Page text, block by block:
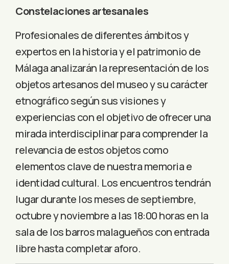
Constelaciones artesanales
Profesionales de diferentes ámbitos y
expertos en la historia y el patrimonio de
Málaga analizarán la representación de los
objetos artesanos del museo y su carácter
etnográfico según sus visiones y
experiencias con el objetivo de ofrecer una
mirada interdisciplinar para comprender la
relevancia de estos objetos como
elementos clave de nuestra memoria e
identidad cultural. Los encuentros tendrán
lugar durante los meses de septiembre,
octubre y noviembre a las 18:00 horas en la
sala de los barros malagueños con entrada
libre hasta completar aforo.